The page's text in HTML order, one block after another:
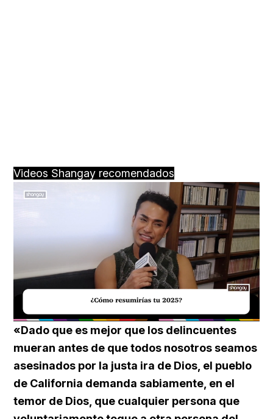
Videos Shangay recomendados
Unmute Loaded:
40.09%
«Dado que es mejor que los delincuentes
mueran antes de que todos nosotros seamos
asesinados por la justa ira de Dios, el pueblo
de California demanda sabiamente, en el
temor de Dios, que cualquier persona que